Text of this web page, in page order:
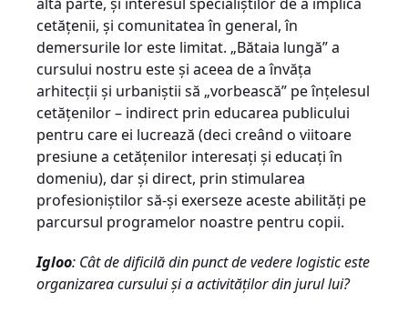
cetăţenii, şi comunitatea în general, în
demersurile lor este limitat. „Bătaia lungă” a
cursului nostru este şi aceea de a învăţa
arhitecţii şi urbaniştii să „vorbească” pe înţelesul
cetăţenilor – indirect prin educarea publicului
pentru care ei lucrează (deci creând o viitoare
presiune a cetăţenilor interesaţi şi educaţi în
domeniu), dar şi direct, prin stimularea
profesioniştilor să-şi exerseze aceste abilităţi pe
parcursul programelor noastre pentru copii.
Igloo: Cât de dificilă din punct de vedere logistic este
organizarea cursului şi a activităţilor din jurul lui?